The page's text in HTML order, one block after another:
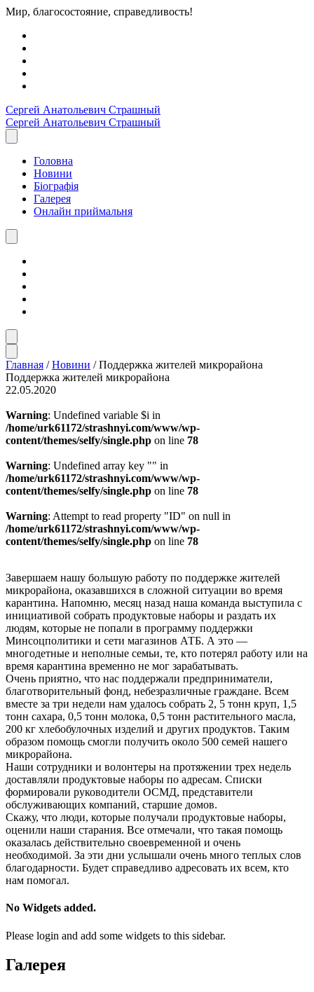
Мир, благосостояние, справедливость!
Сергей Анатольевич Страшный
Сергей Анатольевич Страшный
Головна
Новини
Біографія
Галерея
Онлайн приймальня
Главная / Новини / Поддержка жителей микрорайона
Поддержка жителей микрорайона
22.05.2020
Warning: Undefined variable $i in
/home/urk61172/strashnyi.com/www/wp-
content/themes/selfy/single.php on line 78
Warning: Undefined array key "" in
/home/urk61172/strashnyi.com/www/wp-
content/themes/selfy/single.php on line 78
Warning: Attempt to read property "ID" on null in
/home/urk61172/strashnyi.com/www/wp-
content/themes/selfy/single.php on line 78
Завершаем нашу большую работу по поддержке жителей
микрорайона, оказавшихся в сложной ситуации во время
карантина. Напомню, месяц назад наша команда выступила с
инициативой собрать продуктовые наборы и раздать их
людям, которые не попали в программу поддержки
Минсоцполитики и сети магазинов АТБ. А это —
многодетные и неполные семьи, те, кто потерял работу или на
время карантина временно не мог зарабатывать.
Очень приятно, что нас поддержали предприниматели,
благотворительный фонд, небезразличные граждане. Всем
вместе за три недели нам удалось собрать 2, 5 тонн круп, 1,5
тонн сахара, 0,5 тонн молока, 0,5 тонн растительного масла,
200 кг хлебобулочных изделий и других продуктов. Таким
образом помощь смогли получить около 500 семей нашего
микрорайона.
Наши сотрудники и волонтеры на протяжении трех недель
доставляли продуктовые наборы по адресам. Списки
формировали руководители ОСМД, представители
обслуживающих компаний, старшие домов.
Скажу, что люди, которые получали продуктовые наборы,
оценили наши старания. Все отмечали, что такая помощь
оказалась действительно своевременной и очень
необходимой. За эти дни услышали очень много теплых слов
благодарности. Будет справедливо адресовать их всем, кто
нам помогал.
No Widgets added.
Please login and add some widgets to this sidebar.
Галерея